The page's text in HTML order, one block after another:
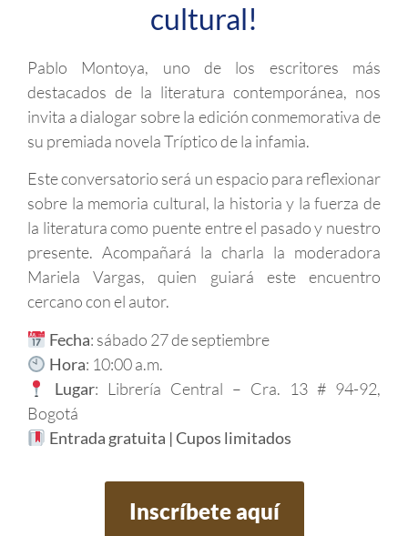
cultural!
Pablo Montoya, uno de los escritores más
destacados de la literatura contemporánea, nos
invita a dialogar sobre la edición conmemorativa de
su premiada novela Tríptico de la infamia.
Este conversatorio será un espacio para reflexionar
sobre la memoria cultural, la historia y la fuerza de
la literatura como puente entre el pasado y nuestro
presente. Acompañará la charla la moderadora
Mariela Vargas, quien guiará este encuentro
cercano con el autor.
Fecha: sábado 27 de septiembre
Hora: 10:00 a.m.
Lugar: Librería Central – Cra. 13 # 94-92,
Bogotá
Entrada gratuita | Cupos limitados
Inscríbete aquí